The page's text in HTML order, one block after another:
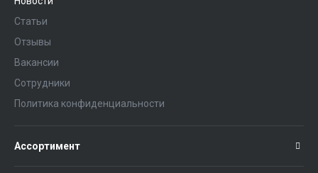
Статьи
Отзывы
Вакансии
Сотрудники
Политика конфиденциальности
Ассортимент